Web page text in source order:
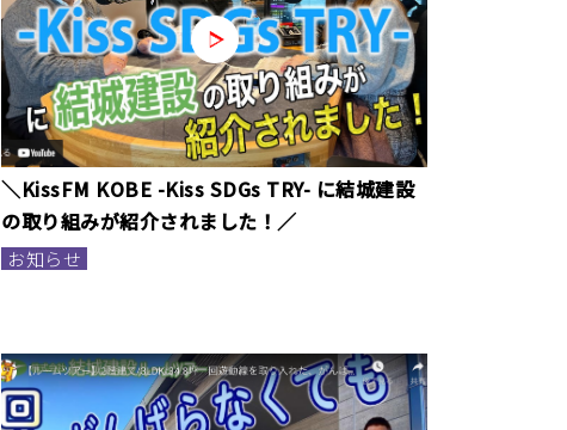
＼KissFM KOBE -Kiss SDGs TRY- に結城建設
の取り組みが紹介されました！／
お知らせ